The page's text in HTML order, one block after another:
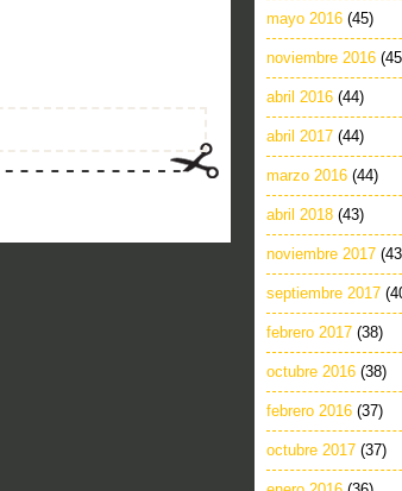
mayo 2016 (45)
noviembre 2016
abril 2016 (44)
abril 2017 (44)
marzo 2016 (44)
abril 2018 (43)
noviembre 2017
septiembre 2017
febrero 2017 (38)
octubre 2016 (38)
febrero 2016 (37)
octubre 2017 (37)